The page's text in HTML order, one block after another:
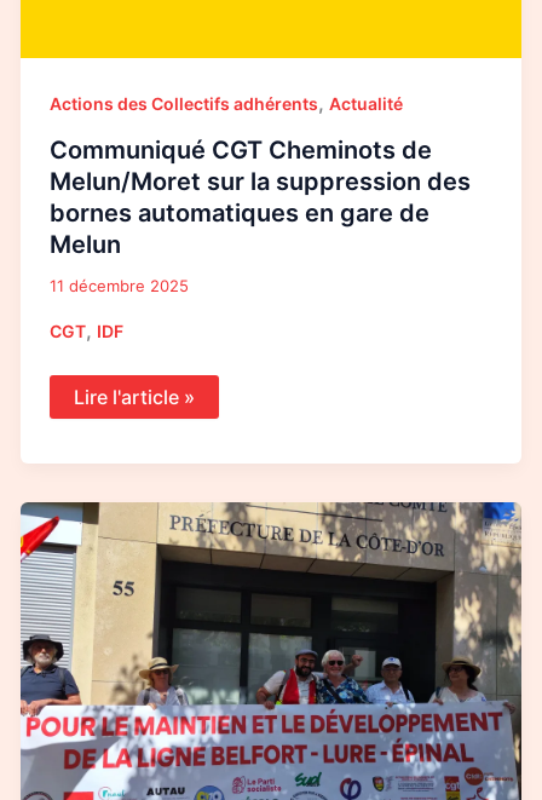
Actions des Collectifs adhérents,Actualité
Communiqué CGT Cheminots de
Melun/Moret sur la suppression des
bornes automatiques en gare de
Melun
11 décembre 2025
CGT, IDF
Lire l'article »
À
l’UNAM,
l’intérêt
pour
Rail
faiblit
pas
!